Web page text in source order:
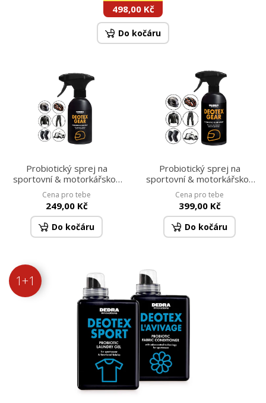
498,00 Kč
Do kočáru
Probiotický sprej na
sportovní & motorkářskou
výstroj proti zápachu |
DEOTEX® GEAR |
neutralizuje pachy, chrání &
osvěžuje | 250 ml
Cena pro tebe
249,00 Kč
Do kočáru
Probiotický sprej na
sportovní & motorkářskou
výstroj proti zápachu |
DEOTEX® GEAR |
neutralizuje pachy, chrání &
osvěžuje | 500 ml
Cena pro tebe
399,00 Kč
Do kočáru
1+1